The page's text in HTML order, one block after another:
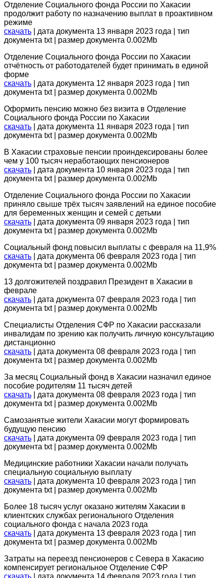
Отделение Социального фонда России по Хакасии
продолжит работу по назначению выплат в проактивном
режиме
скачать | дата документа 13 января 2023 года | тип
документа txt | размер документа 0.002Mb
Отделение Социального фонда России по Хакасии
отчётность от работодателей будет принимать в единой
форме
скачать | дата документа 12 января 2023 года | тип
документа txt | размер документа 0.002Mb
Оформить пенсию можно без визита в Отделение
Социального фонда России по Хакасии
скачать | дата документа 11 января 2023 года | тип
документа txt | размер документа 0.002Mb
В Хакасии страховые пенсии проиндексированы более
чем у 100 тысяч неработающих пенсионеров
скачать | дата документа 10 января 2023 года | тип
документа txt | размер документа 0.002Mb
Отделение Социального фонда России по Хакасии
приняло свыше трёх тысяч заявлений на единое пособие
для беременных женщин и семей с детьми
скачать | дата документа 09 января 2023 года | тип
документа txt | размер документа 0.002Mb
Социальный фонд повысил выплаты с февраля на 11,9%
скачать | дата документа 06 февраля 2023 года | тип
документа txt | размер документа 0.002Mb
13 долгожителей поздравил Президент в Хакасии в
феврале
скачать | дата документа 07 февраля 2023 года | тип
документа txt | размер документа 0.002Mb
Специалисты Отделения СФР по Хакасии рассказали
инвалидам по зрению как получить личную консультацию
дистанционно
скачать | дата документа 08 февраля 2023 года | тип
документа txt | размер документа 0.002Mb
За месяц Социальный фонд в Хакасии назначил единое
пособие родителям 11 тысяч детей
скачать | дата документа 08 февраля 2023 года | тип
документа txt | размер документа 0.002Mb
Самозанятые жители Хакасии могут формировать
будущую пенсию
скачать | дата документа 09 февраля 2023 года | тип
документа txt | размер документа 0.002Mb
Медицинские работники Хакасии начали получать
специальную социальную выплату
скачать | дата документа 10 февраля 2023 года | тип
документа txt | размер документа 0.002Mb
Более 18 тысяч услуг оказано жителям Хакасии в
клиентских службах регионального Отделения
социального фонда с начала 2023 года
скачать | дата документа 13 февраля 2023 года | тип
документа txt | размер документа 0.002Mb
Затраты на переезд пенсионеров с Севера в Хакасию
компенсирует региональное Отделение СФР
скачать | дата документа 14 февраля 2023 года | тип